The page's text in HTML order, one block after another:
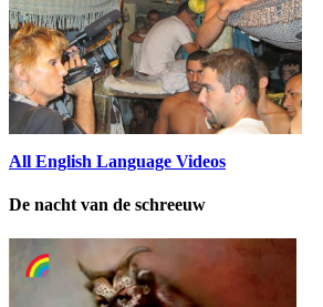
All English Language Videos
De nacht van de schreeuw